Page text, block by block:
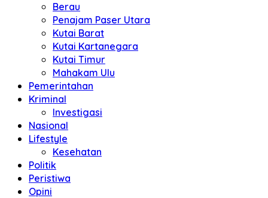
Berau
Penajam Paser Utara
Kutai Barat
Kutai Kartanegara
Kutai Timur
Mahakam Ulu
Pemerintahan
Kriminal
Investigasi
Nasional
Lifestyle
Kesehatan
Politik
Peristiwa
Opini